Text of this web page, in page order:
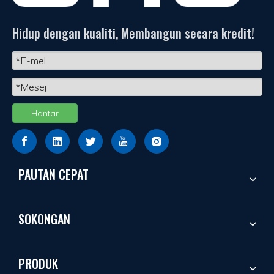
Hidup dengan kualiti, Membangun secara kredit!
Hantar
PAUTAN CEPAT
SOKONGAN
PRODUK